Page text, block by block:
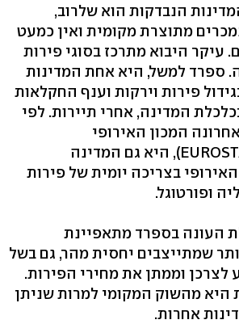
הנבדקות הוא שלרוב,
מתוצרת מקומית ואין כמעט
עיקר היבוא מתרכז בסוגי פירות
ספרד למשל, היא אחת המדינות
פירות וירקות וענף החקלאות
המדינה, אחרי תיירות. לפי
המכון האירופי
לסטטיסטיקה (EUROSTAT), היא גם המדינה
בצריכה יומית של פירות
העונה בספרד מתאפיינת
שמתייצבים יחסית מהר, גם בשל
וממתן את מחירי הפירות.
היא מהשוק המקומי למרות שניתן
אחרות.